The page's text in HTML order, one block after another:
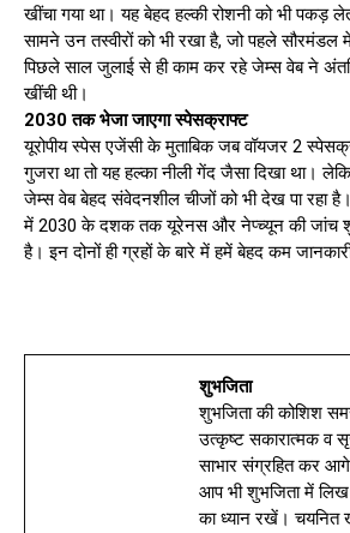
खींचा गया था। यह बेहद हल्की रोशनी को भी पकड़
सामने उन तस्वीरों को भी रखा है, जो पहले सौरमंडल
पिछले साल जुलाई से ही काम कर रहे जेम्स वेब ने
खींची थी।
2030 तक भेजा जाएगा स्पेसक्राफ्ट
यूरोपीय स्पेस एजेंसी के मुताबिक जब वॉयजर 2
गुजरा था तो यह हल्का नीली गेंद जैसा दिखा था।
जेम्स वेब बेहद संवेदनशील चीजों को भी देख पा रहा है।
में 2030 के दशक तक यूरेनस और नेप्च्यून की जांच
है। इन दोनों ही ग्रहों के बारे में हमें बेहद कम
शुभजिता
शुभजिता की कोशिश
उत्कृष्ट सकारात्मक व
साभार संग्रहित कर
आप भी शुभजिता में
का ध्यान रखें।